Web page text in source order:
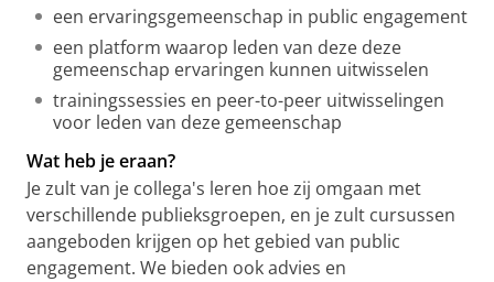
een ervaringsgemeenschap in public engagement
een platform waarop leden van deze deze
gemeenschap ervaringen kunnen uitwisselen
trainingssessies en peer-to-peer uitwisselingen
voor leden van deze gemeenschap
Wat heb je eraan?
Je zult van je collega's leren hoe zij omgaan met
verschillende publieksgroepen, en je zult cursussen
aangeboden krijgen op het gebied van public
engagement. We bieden ook advies en